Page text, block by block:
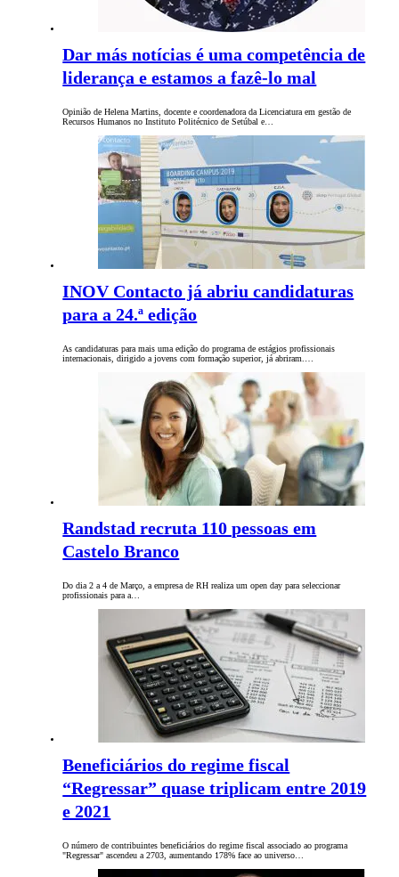
Dar más notícias é uma competência de
liderança e estamos a fazê-lo mal
Opinião de Helena Martins, docente e coordenadora da Licenciatura em gestão de
Recursos Humanos no Instituto Politécnico de Setúbal e…
INOV Contacto já abriu candidaturas
para a 24.ª edição
As candidaturas para mais uma edição do programa de estágios profissionais
internacionais, dirigido a jovens com formação superior, já abriram.…
Randstad recruta 110 pessoas em
Castelo Branco
Do dia 2 a 4 de Março, a empresa de RH realiza um open day para seleccionar
profissionais para a…
Beneficiários do regime fiscal
“Regressar” quase triplicam entre 2019
e 2021
O número de contribuintes beneficiários do regime fiscal associado ao programa
"Regressar" ascendeu a 2703, aumentando 178% face ao universo…